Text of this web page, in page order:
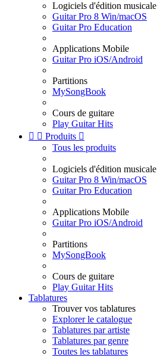
Logiciels d'édition musicale
Guitar Pro 8 Win/macOS
Guitar Pro Education
Applications Mobile
Guitar Pro iOS/Android
Partitions
MySongBook
Cours de guitare
Play Guitar Hits
  Produits 
Tous les produits
Logiciels d'édition musicale
Guitar Pro 8 Win/macOS
Guitar Pro Education
Applications Mobile
Guitar Pro iOS/Android
Partitions
MySongBook
Cours de guitare
Play Guitar Hits
Tablatures
Trouver vos tablatures
Explorer le catalogue
Tablatures par artiste
Tablatures par genre
Toutes les tablatures